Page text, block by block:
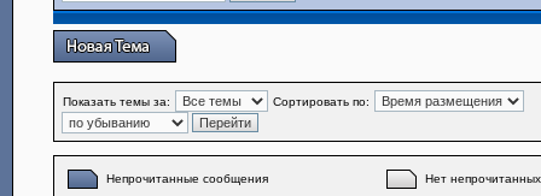
Показать темы за: Сортировать по:
Непрочитанные сообщения Нет